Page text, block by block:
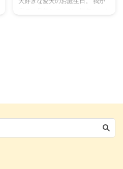
うですね。 私が「これだけは妥
歳のお誕生日の時ってどんなケー
で撮ってるはずだと思い、画像フ
ォルダの奥の奥の奥ぐらいまで掘